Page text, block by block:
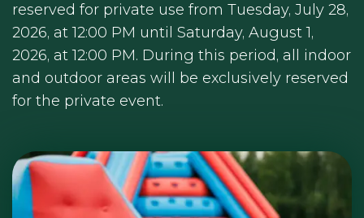
reserved for private use from Tuesday, July 28,
2026, at 12:00 PM until Saturday, August 1,
2026, at 12:00 PM. During this period, all indoor
and outdoor areas will be exclusively reserved
for the private event.